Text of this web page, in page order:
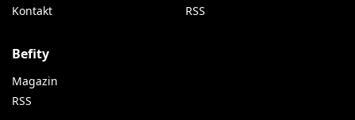
Kontakt
RSS
Befity
Magazin
RSS